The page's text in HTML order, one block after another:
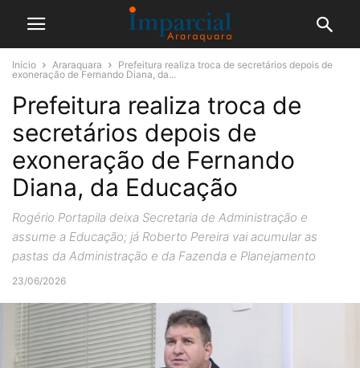
Início Araraquara
Prefeitura realiza troca de secretários depois de
exoneração de Fernando Diana, da...
Prefeitura realiza troca de
secretários depois de
exoneração de Fernando
Diana, da Educação
Rogério Portapila deixa Secretaria de Administração e
assume a Educação; já Roberto Pereira vai acumular as
pastas da Administração e da Fazenda e Planejamento
23/06/2026